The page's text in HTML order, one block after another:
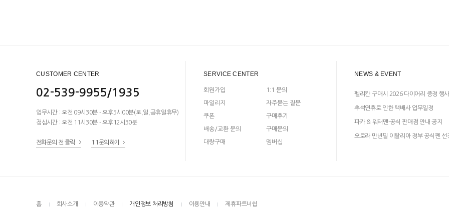
CUSTOMER CENTER
02-539-9955/1935
업무시간 : 오전 09시30분 - 오후5시00분(토,일,공휴일휴무)
점심시간 : 오전 11시30분 - 오후12시30분
전화문의 전 클릭 1:1문의하기
SERVICE CENTER
회원가입
마일리지
쿠폰
배송/교환 문의
대량구매
1:1 문의
자주묻는 질문
구매후기
구매문의
멤버십
NEWS & EVENT
펠리칸 구매시 2026 다이어리 증정 행
추석연휴로 인한 택배사 업무일정
파카 & 워터맨-공식 판매점 안내 공지
오로라 만년필 이탈리아 정부 공식펜 선
홈 회사소개 이용약관 개인정보 처리방침 이용안내 제휴파트너쉽